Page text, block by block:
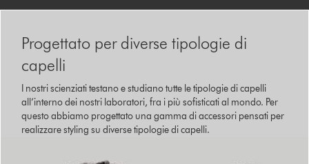
Progettato per diverse tipologie di
capelli
I nostri scienziati testano e studiano tutte le tipologie di capelli
all’interno dei nostri laboratori, fra i più sofisticati al mondo. Per
questo abbiamo progettato una gamma di accessori pensati per
realizzare styling su diverse tipologie di capelli.